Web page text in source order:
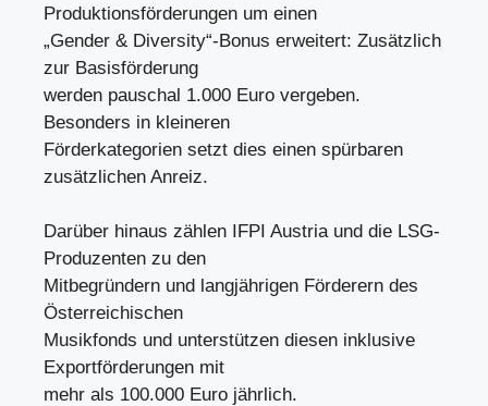
Produktionsförderungen um einen
„Gender & Diversity“-Bonus erweitert: Zusätzlich
zur Basisförderung
werden pauschal 1.000 Euro vergeben.
Besonders in kleineren
Förderkategorien setzt dies einen spürbaren
zusätzlichen Anreiz.
Darüber hinaus zählen IFPI Austria und die LSG-
Produzenten zu den
Mitbegründern und langjährigen Förderern des
Österreichischen
Musikfonds und unterstützen diesen inklusive
Exportförderungen mit
mehr als 100.000 Euro jährlich.